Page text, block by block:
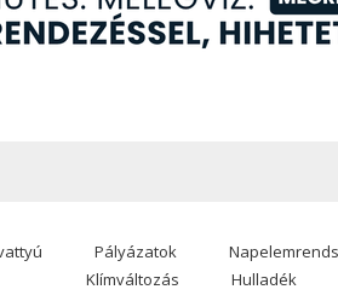
Pályázatok
Klímváltozás
Hulladék